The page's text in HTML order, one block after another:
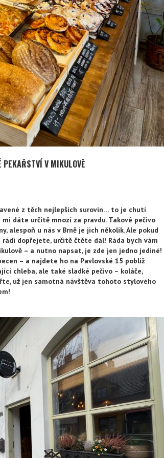
PEKAŘSTVÍ V MIKULOVĚ
z těch nejlepších surovin… to je chutí
dáte určitě mnozí za pravdu. Takové pečivo
alespoň u nás v Brně je jich několik. Ale pokud
dopřejete, určitě čtěte dál! Ráda bych vám
– a nutno napsat, je zde jen jedno jediné!
– a najdete ho na Pavlovské 15 poblíž
chleba, ale také sladké pečivo – koláče,
už jen samotná návštěva tohoto stylového